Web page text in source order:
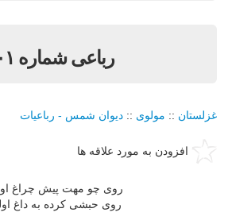
رباعی شماره ۹۰۱
غزلستان :: مولوی :: دیوان شمس - رباعیات
افزودن به مورد علاقه ها
روی چو مهت پیش چراغ
روی حبشی کرده به داغ